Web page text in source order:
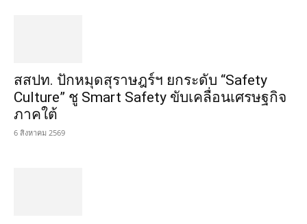
สสปท. ปักหมุดสุราษฎร์ฯ ยกระดับ “Safety
Culture” ชู Smart Safety ขับเคลื่อนเศรษฐกิจ
ภาคใต้
6 สิงหาคม 2569